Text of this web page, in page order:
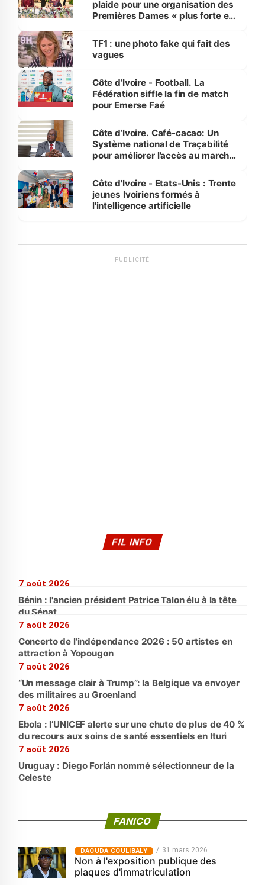
plaide pour une organisation des
Premières Dames « plus forte et
sur la scène internationale »
TF1 : une photo fake qui fait des
vagues
Côte d’Ivoire - Football. La
Fédération siffle la fin de match
pour Emerse Faé
Côte d’Ivoire. Café-cacao: Un
Système national de Traçabilité
pour améliorer l’accès au marché
Côte d'Ivoire - Etats-Unis : Trente
jeunes Ivoiriens formés à
l'intelligence artificielle
PUBLICITÉ
FIL INFO
7 août 2026
Bénin : l'ancien président Patrice Talon élu à la tête
du Sénat
7 août 2026
Concerto de l’indépendance 2026 : 50 artistes en
attraction à Yopougon
7 août 2026
“Un message clair à Trump”: la Belgique va envoyer
des militaires au Groenland
7 août 2026
Ebola : l’UNICEF alerte sur une chute de plus de 40 %
du recours aux soins de santé essentiels en Ituri
7 août 2026
Uruguay : Diego Forlán nommé sélectionneur de la
Celeste
FANICO
‎DAOUDA COULIBALY 31 mars 2026
Non à l'exposition publique des
plaques d'immatriculation